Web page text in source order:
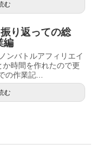
む
振り返っての総
編
ンバトルアフィリエイ
か時間を作れたので更
の作業記...
む